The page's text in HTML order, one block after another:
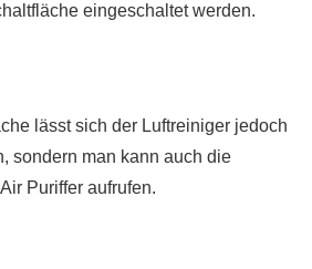
eingeschaltet werden.
lässt sich der Luftreiniger jedoch
sondern man kann auch die
Puriffer aufrufen.